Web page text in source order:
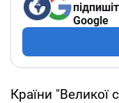
Google
Країни "Великої